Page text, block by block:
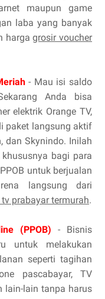
maupun game
laba yang banyak
hargagrosir voucher
- Mau isi saldo
Anda bisa
elektrik Orange TV,
paket langsung aktif
dan Skynindo. Inilah
bagi para
untuk berjualan
langsung dari
prabayar termurah.
(PPOB) - Bisnis
untuk melakukan
seperti tagihan
pascabayar, TV
lain-lain tanpa harus